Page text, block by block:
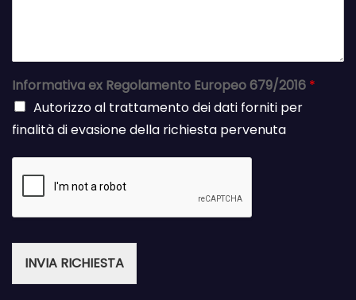
Informativa ex Regolamento Europeo 679/2016 *
Autorizzo al trattamento dei dati forniti per
finalità di evasione della richiesta pervenuta
INVIA RICHIESTA